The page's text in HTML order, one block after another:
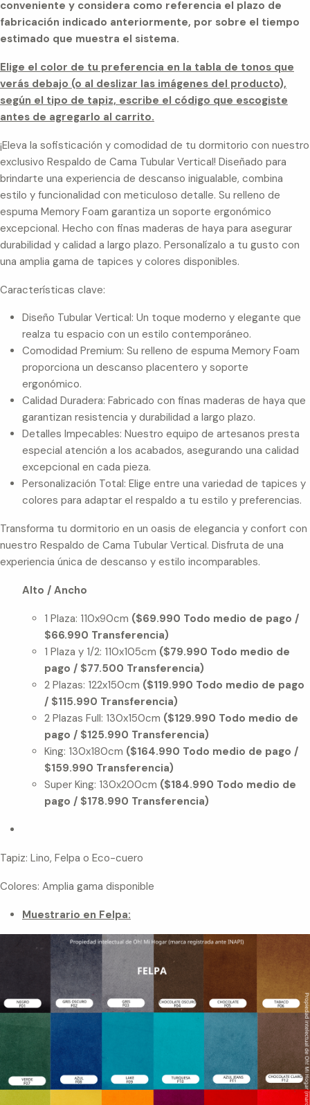
conveniente y considera como referencia el plazo de
fabricación indicado anteriormente, por sobre el tiempo
estimado que muestra el sistema.
Elige el color de tu preferencia en la tabla de tonos que
verás debajo (o al deslizar las imágenes del producto),
según el tipo de tapiz, escribe el código que escogiste
antes de agregarlo al carrito.
¡Eleva la sofisticación y comodidad de tu dormitorio con nuestro
exclusivo Respaldo de Cama Tubular Vertical! Diseñado para
brindarte una experiencia de descanso inigualable, combina
estilo y funcionalidad con meticuloso detalle. Su relleno de
espuma Memory Foam garantiza un soporte ergonómico
excepcional. Hecho con finas maderas de haya para asegurar
durabilidad y calidad a largo plazo. Personalízalo a tu gusto con
una amplia gama de tapices y colores disponibles.
Características clave:
Diseño Tubular Vertical: Un toque moderno y elegante que
realza tu espacio con un estilo contemporáneo.
Comodidad Premium: Su relleno de espuma Memory Foam
proporciona un descanso placentero y soporte
ergonómico.
Calidad Duradera: Fabricado con finas maderas de haya que
garantizan resistencia y durabilidad a largo plazo.
Detalles Impecables: Nuestro equipo de artesanos presta
especial atención a los acabados, asegurando una calidad
excepcional en cada pieza.
Personalización Total: Elige entre una variedad de tapices y
colores para adaptar el respaldo a tu estilo y preferencias.
Transforma tu dormitorio en un oasis de elegancia y confort con
nuestro Respaldo de Cama Tubular Vertical. Disfruta de una
experiencia única de descanso y estilo incomparables.
Alto / Ancho
1 Plaza: 110x90cm ($69.990 Todo medio de pago /
$66.990 Transferencia)
1 Plaza y 1/2: 110x105cm ($79.990 Todo medio de
pago / $77.500 Transferencia)
2 Plazas: 122x150cm ($119.990 Todo medio de pago
/ $115.990 Transferencia)
2 Plazas Full: 130x150cm ($129.990 Todo medio de
pago / $125.990 Transferencia)
King: 130x180cm ($164.990 Todo medio de pago /
$159.990 Transferencia)
Super King: 130x200cm ($184.990 Todo medio de
pago / $178.990 Transferencia)
Tapiz: Lino, Felpa o Eco-cuero
Colores: Amplia gama disponible
Muestrario en Felpa: